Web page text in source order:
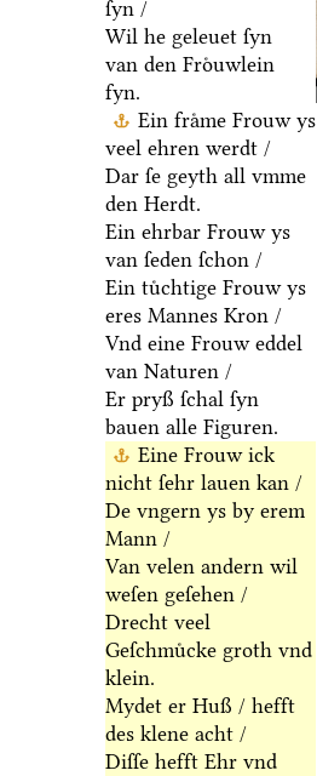
ſyn /
Wil he geleuet ſyn
van den Froͤuwlein
fyn.
Ein fraͤme Frouw ys
veel ehren werdt /
Dar ſe geyth all vmme
den Herdt.
Ein ehrbar Frouw ys
van ſeden ſchon /
Ein tuͤchtige Frouw ys
eres Mannes Kron /
Vnd eine Frouw eddel
van Naturen /
Er pryß ſchal ſyn
bauen alle Figuren.
Eine Frouw ick
nicht ſehr lauen kan /
De vngern ys by erem
Mann /
Van velen andern wil
weſen geſehen /
Drecht veel
Geſchmuͤcke groth vnd
klein.
Mydet er Huß / hefft
des klene acht /
Diſſe hefft Ehr vnd